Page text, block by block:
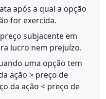
após a qual a opção
for exercida.
subjacente em
lucro nem prejuízo.
uma opção tem
ação > preço de
da ação < preço de